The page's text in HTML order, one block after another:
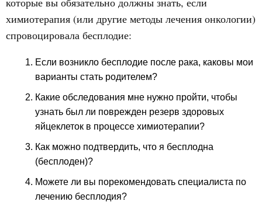
химиотерапия (или другие методы лечения онкологии)
спровоцировала бесплодие:
Если возникло бесплодие после рака, каковы мои
варианты стать родителем?
Какие обследования мне нужно пройти, чтобы
узнать был ли поврежден резерв здоровых
яйцеклеток в процессе химиотерапии?
Как можно подтвердить, что я бесплодна
(бесплоден)?
Можете ли вы порекомендовать специалиста по
лечению бесплодия?